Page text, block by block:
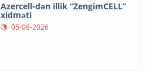
Azercell-dən illik “ZengimCELL”
xidməti
05-08-2026